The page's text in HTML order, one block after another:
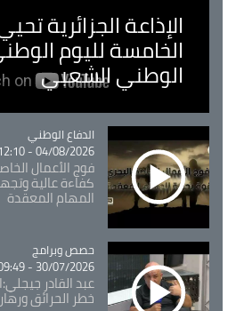
الإذاعة الجزائرية
الخامسة لليوم
الوطني الشعبي
Catégorie
الدفاع الوطني
04/08/2026 - 12:10
فوج الأعمال
كفاءة عالية
المهام المعقدة
Catégorie
حصص وبرامج
30/07/2026 - 09:49
عبد القادر
خطر الحرائق